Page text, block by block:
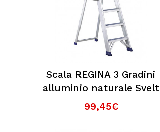
Scala REGINA 3 Gradini
alluminio naturale Svelt
99,45€